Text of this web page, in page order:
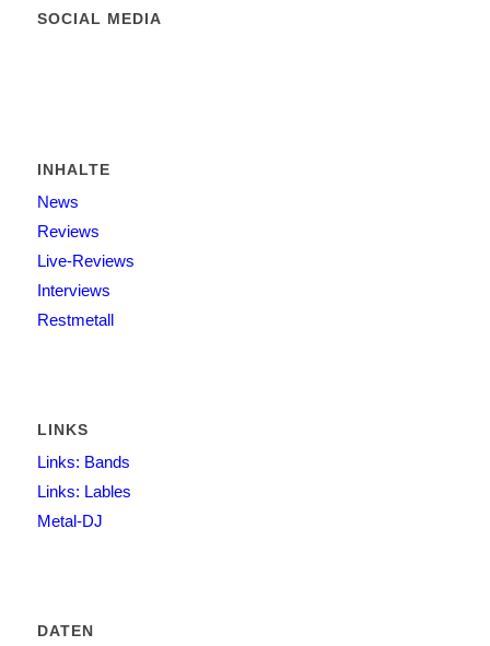
SOCIAL MEDIA
INHALTE
News
Reviews
Live-Reviews
Interviews
Restmetall
LINKS
Links: Bands
Links: Lables
Metal-DJ
DATEN